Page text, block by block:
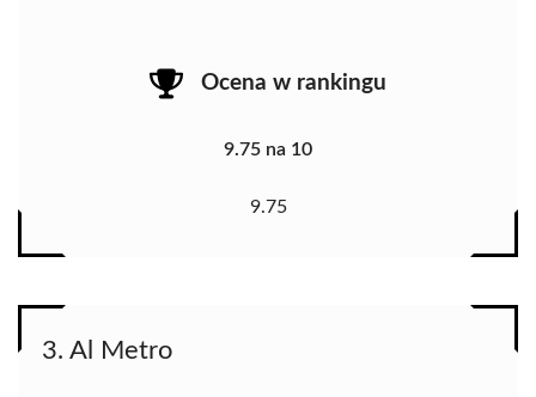
Ocena w rankingu
9.75 na 10
9.75
3. Al Metro